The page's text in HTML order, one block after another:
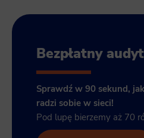
Bezpłatny
Sprawdź w 90 sekund,
radzi sobie w sieci!
Pod lupę bierzemy aż 70